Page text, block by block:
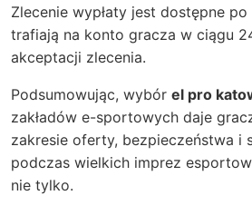
Zlecenie wypłaty jest dostępne
trafiają na konto gracza w ciągu
akceptacji zlecenia.
Podsumowując, wybór el pro
zakładów e-sportowych daje
zakresie oferty, bezpieczeństwa i
podczas wielkich imprez
nie tylko.